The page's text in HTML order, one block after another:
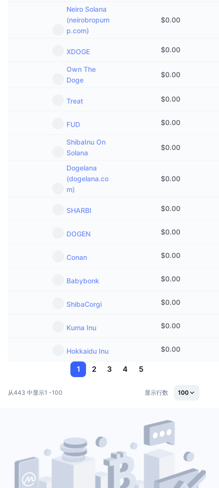
Neiro Solana
(neirobropum
p.com)
$0.00
XDOGE $0.00
Own The
Doge
$0.00
Treat $0.00
FUD $0.00
ShibaInu On
Solana
$0.00
Dogelana
(dogelana.co
m)
$0.00
SHARBI $0.00
DOGEN $0.00
Conan $0.00
Babybonk $0.00
ShibaCorgi $0.00
Kuma Inu $0.00
Hokkaidu Inu $0.00
1 2 3 4 5
从443 中显示1 -100 显示行数 100